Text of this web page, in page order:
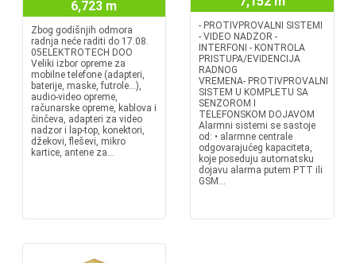
6,723 m
Zbog godišnjih odmora
radnja neće raditi do 17.08.
05ELEKTROTECH DOO
Veliki izbor opreme za
mobilne telefone (adapteri,
baterije, maske, futrole...),
audio-video opreme,
računarske opreme, kablova i
činčeva, adapteri za video
nadzor i lap-top, konektori,
džekovi, fleševi, mikro
kartice, antene za...
- PROTIVPROVALNI SISTEMI
- VIDEO NADZOR -
INTERFONI - KONTROLA
PRISTUPA/EVIDENCIJA
RADNOG
VREMENA- PROTIVPROVALNI
SISTEM U KOMPLETU SA
SENZOROM I
TELEFONSKOM DOJAVOM
Alarmni sistemi se sastoje
od: • alarmne centrale
odgovarajućeg kapaciteta,
koje poseduju automatsku
dojavu alarma putem PTT ili
GSM...